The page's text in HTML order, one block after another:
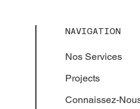
NAVIGATION
Nos Services
Projects
Connaissez-